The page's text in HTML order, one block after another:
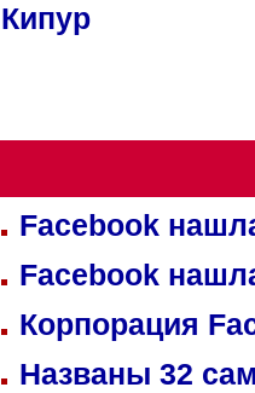
Кипур
Facebook
Facebook
Корпорация
Названы 32